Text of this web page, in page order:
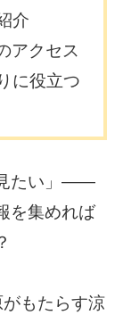
介
アクセス
に役立つ
見たい」——
を集めれば
もたらす涼